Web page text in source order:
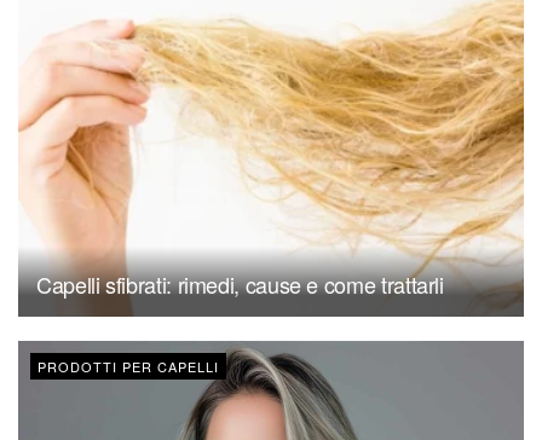
Capelli sfibrati: rimedi, cause e come trattarli
PRODOTTI PER CAPELLI